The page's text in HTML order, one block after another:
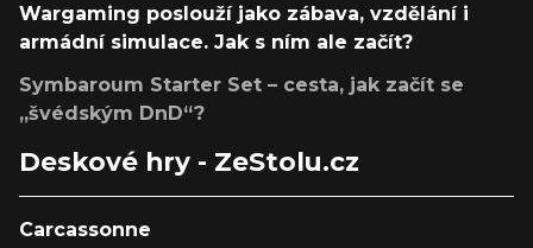
Wargaming poslouží jako zábava, vzdělání i
armádní simulace. Jak s ním ale začít?
Symbaroum Starter Set – cesta, jak začít se
„švédským DnD“?
Deskové hry - ZeStolu.cz
Carcassonne